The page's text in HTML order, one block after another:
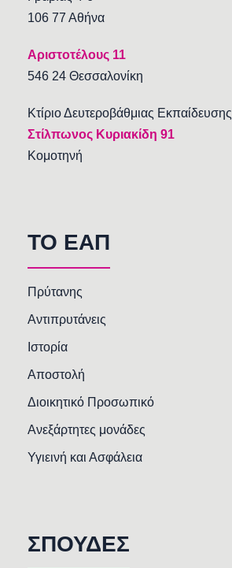
106 77 Αθήνα
Αριστοτέλους 11
546 24 Θεσσαλονίκη
Κτίριο Δευτεροβάθμιας Εκπαίδευσης
Στίλπωνος Κυριακίδη 91
Κομοτηνή
TO EAΠ
Πρύτανης
Αντιπρυτάνεις
Ιστορία
Αποστολή
Διοικητικό Προσωπικό
Ανεξάρτητες μονάδες
Υγιεινή και Ασφάλεια
ΣΠΟΥΔΕΣ